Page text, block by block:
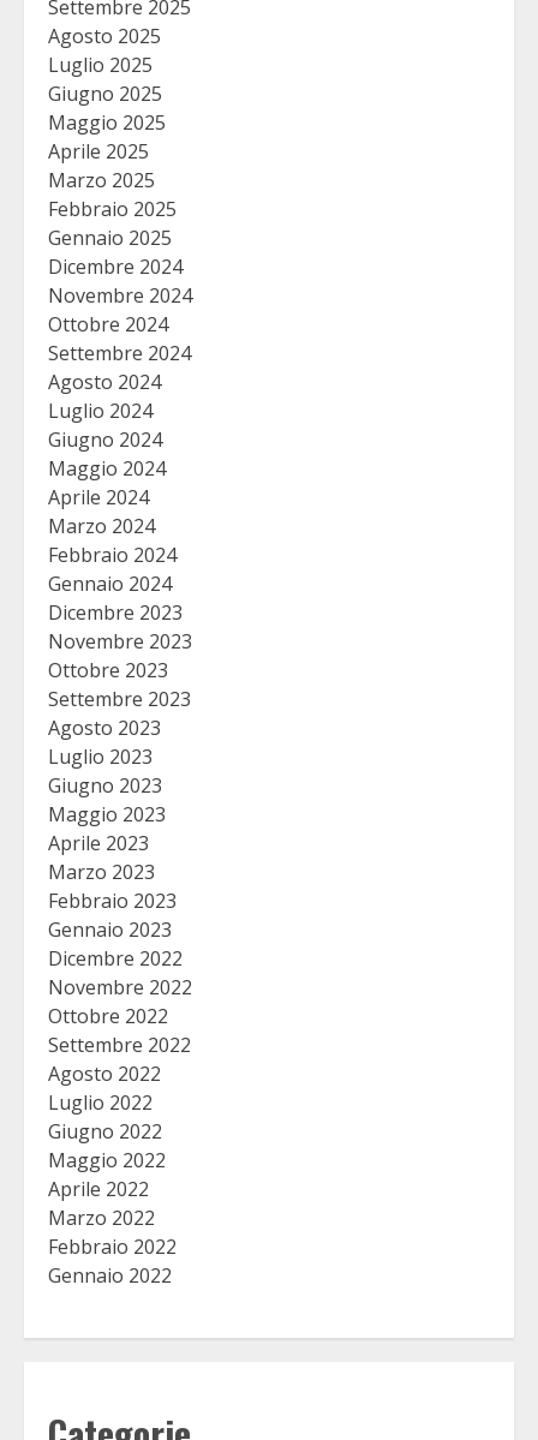
Settembre 2025
Agosto 2025
Luglio 2025
Giugno 2025
Maggio 2025
Aprile 2025
Marzo 2025
Febbraio 2025
Gennaio 2025
Dicembre 2024
Novembre 2024
Ottobre 2024
Settembre 2024
Agosto 2024
Luglio 2024
Giugno 2024
Maggio 2024
Aprile 2024
Marzo 2024
Febbraio 2024
Gennaio 2024
Dicembre 2023
Novembre 2023
Ottobre 2023
Settembre 2023
Agosto 2023
Luglio 2023
Giugno 2023
Maggio 2023
Aprile 2023
Marzo 2023
Febbraio 2023
Gennaio 2023
Dicembre 2022
Novembre 2022
Ottobre 2022
Settembre 2022
Agosto 2022
Luglio 2022
Giugno 2022
Maggio 2022
Aprile 2022
Marzo 2022
Febbraio 2022
Gennaio 2022